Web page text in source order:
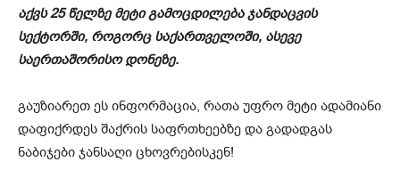
აქვს 25 წელზე მეტი გამოცდილება ჯანდაცვის
სექტორში, როგორც საქართველოში, ასევე
საერთაშორისო დონეზე.
გაუზიარეთ ეს ინფორმაცია, რათა უფრო მეტი ადამიანი
დაფიქრდეს შაქრის საფრთხეებზე და გადადგას
ნაბიჯები ჯანსაღი ცხოვრებისკენ!